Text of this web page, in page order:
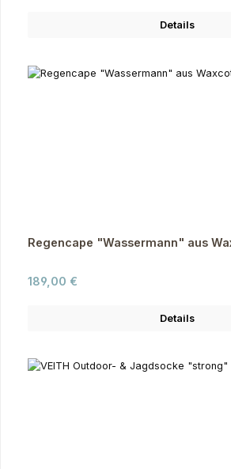
Details
Regencape "Wassermann" aus
Regulärer Preis:
189,00 €
Details